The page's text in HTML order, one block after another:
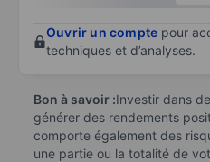
Ouvrir un compte pour
techniques et d’analyses.
Bon à savoir :Investir dans
générer des rendements
comporte également des
une partie ou la totalité de